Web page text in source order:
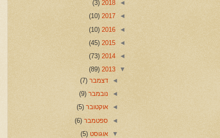
◄
2018
(3)
◄
2017
(10)
◄
2016
(10)
◄
2015
(45)
◄
2014
(73)
▼
2013
(89)
◄דצמבר(7)
◄נובמבר(9)
◄אוקטובר(5)
◄ ספטמבר(6)
▼אוגוסט(5)